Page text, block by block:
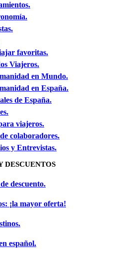
favoritas.
Viajeros.
en Mundo.
en España.
de España.
viajeros.
colaboradores.
y Entrevistas.
DESCUENTOS
descuento.
¡la mayor oferta!
español.